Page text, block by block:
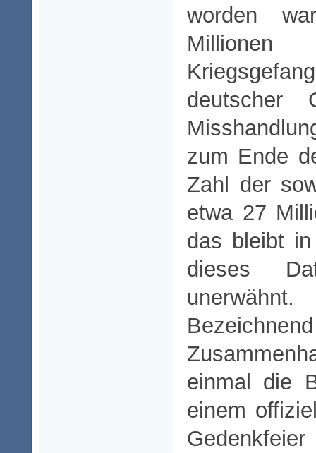
worden
deutscher
zum Ende
Zahl der
etwa 27
das bleibt
dieses
unerwähnt.
einmal die
einem